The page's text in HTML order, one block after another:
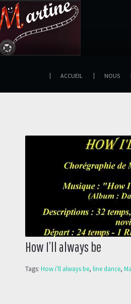
ACCUEIL NOUS
How I’ll always be
Tags: How i'll always be, line dance,